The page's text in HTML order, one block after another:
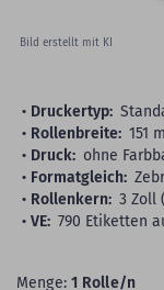
Bild erstellt mit KI
Druckertyp:
Rollenbreite: 151
Druck: ohne
Formatgleich:
Rollenkern: 3 Zoll
VE: 790 Etiketten
Menge:1 Rolle/n